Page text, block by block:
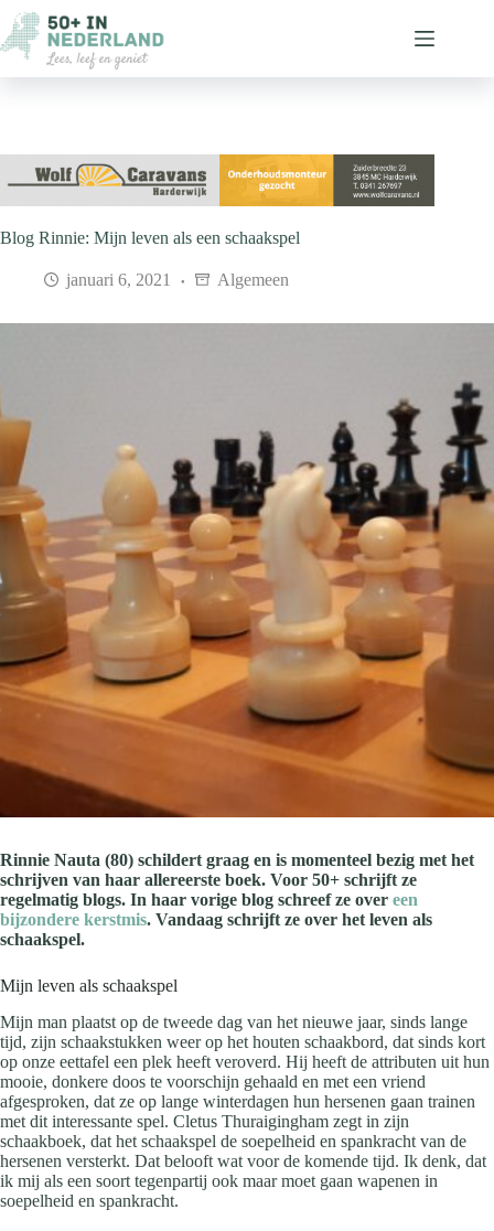
naar
de
inhoud
Blog Rinnie: Mijn leven als een schaakspel
januari 6, 2021 Algemeen
Rinnie Nauta (80) schildert graag en is momenteel bezig met het
schrijven van haar allereerste boek. Voor 50+ schrijft ze
regelmatig blogs. In haar vorige blog schreef ze over een
bijzondere kerstmis. Vandaag schrijft ze over het leven als
schaakspel.
Mijn leven als schaakspel
Mijn man plaatst op de tweede dag van het nieuwe jaar, sinds lange
tijd, zijn schaakstukken weer op het houten schaakbord, dat sinds kort
op onze eettafel een plek heeft veroverd. Hij heeft de attributen uit hun
mooie, donkere doos te voorschijn gehaald en met een vriend
afgesproken, dat ze op lange winterdagen hun hersenen gaan trainen
met dit interessante spel. Cletus Thuraigingham zegt in zijn
schaakboek, dat het schaakspel de soepelheid en spankracht van de
hersenen versterkt. Dat belooft wat voor de komende tijd. Ik denk, dat
ik mij als een soort tegenpartij ook maar moet gaan wapenen in
soepelheid en spankracht.